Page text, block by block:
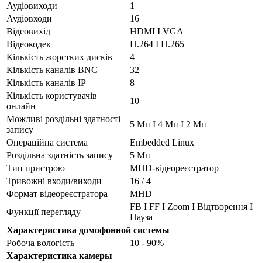
Аудіовиходи
1
Аудіовходи
16
Відеовихід
HDMI І VGA
Відеокодек
H.264 І H.265
Кількість жорстких дисків
4
Кількість каналів BNC
32
Кількість каналів IP
8
Кількість користувачів
онлайн
10
Можливі роздільні здатності
запису
5 Мп І 4 Мп І 2 Мп
Операційна система
Embedded Linux
Роздільна здатність запису
5 Мп
Тип пристрою
MHD-відеореєстратор
Тривожні входи/виходи
16 / 4
Формат відеореєстратора
MHD
Функції перегляду
FB І FF І Zoom І Відтворення І
Пауза
Характеристика домофонной системы
Робоча вологість
10 - 90%
Характеристика камеры